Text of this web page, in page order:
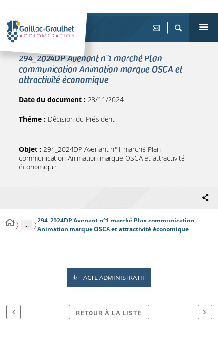
294_2024DP Avenant n°1 marché Plan
communication Animation marque OSCA et
attractivité économique
Date du document : 28/11/2024
Théme : Décision du Président
Objet : 294_2024DP Avenant n°1 marché Plan
communication Animation marque OSCA et attractivité
économique
...
294_2024DP Avenant n°1 marché Plan communication
Animation marque OSCA et attractivité économique
ACTE ADMINISTRATIF
RETOUR À LA LISTE